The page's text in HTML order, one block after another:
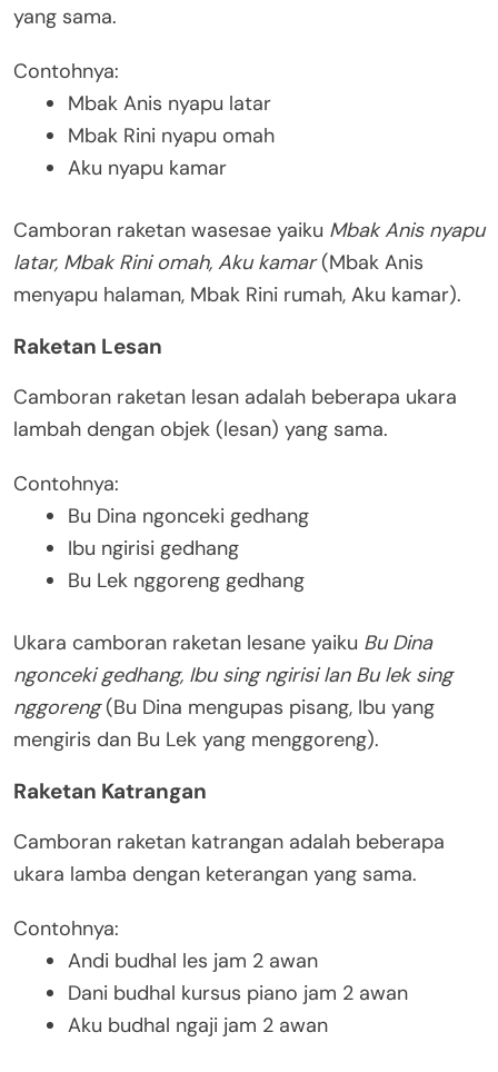
yang sama.
Contohnya:
Mbak Anis nyapu latar
Mbak Rini nyapu omah
Aku nyapu kamar
Camboran raketan wasesae yaiku Mbak Anis nyapu
latar, Mbak Rini omah, Aku kamar(Mbak Anis
menyapu halaman, Mbak Rini rumah, Aku kamar).
Raketan Lesan
Camboran raketan lesan adalah beberapa ukara
lambah dengan objek (lesan) yang sama.
Contohnya:
Bu Dina ngonceki gedhang
Ibu ngirisi gedhang
Bu Lek nggoreng gedhang
Ukara camboran raketan lesane yaiku Bu Dina
ngonceki gedhang, Ibu sing ngirisi lan Bu lek sing
nggoreng(Bu Dina mengupas pisang, Ibu yang
mengiris dan Bu Lek yang menggoreng).
Raketan Katrangan
Camboran raketan katrangan adalah beberapa
ukara lamba dengan keterangan yang sama.
Contohnya:
Andi budhal les jam 2 awan
Dani budhal kursus piano jam 2 awan
Aku budhal ngaji jam 2 awan